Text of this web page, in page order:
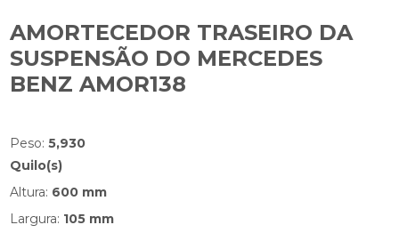
AMORTECEDOR TRASEIRO DA
SUSPENSÃO DO MERCEDES
BENZ AMOR138
Peso:5,930
Quilo(s)
Altura: 600 mm
Largura: 105 mm